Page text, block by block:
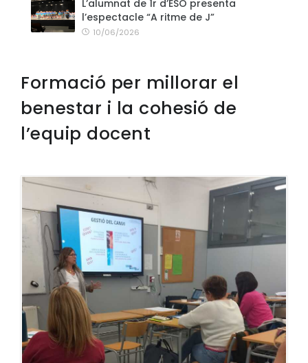
L’alumnat de 1r d’ESO presenta
l’espectacle “A ritme de J”
10/06/2026
Formació per millorar el
benestar i la cohesió de
l’equip docent